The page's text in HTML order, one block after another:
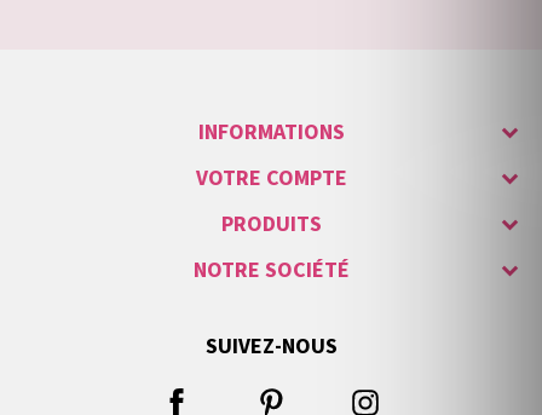
INFORMATIONS
VOTRE COMPTE
PRODUITS
NOTRE SOCIÉTÉ
SUIVEZ-NOUS